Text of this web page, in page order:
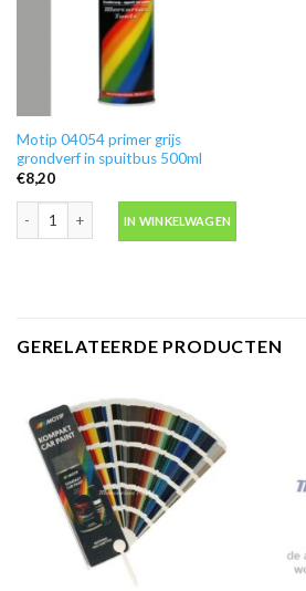
Motip 04054 primer grijs
grondverf in spuitbus 500ml
€8,20
Motip 04054 primer grijs grondverf in spuitbus
IN WINKELWAGEN
GERELATEERDE PRODUCTEN